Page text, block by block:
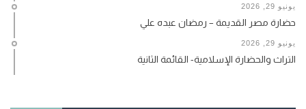
يونيو 29, 2026
حضارة مصر القديمة – رمضان عبده علي
يونيو 29, 2026
التراث والحضارة الإسلامية- القائمة الثانية